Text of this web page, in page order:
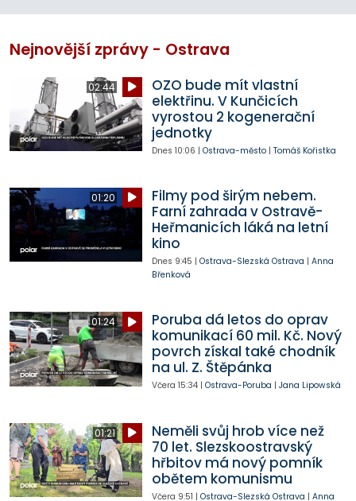
Nejnovější zprávy - Ostrava
02:44
OZO bude mít vlastní
elektřinu. V Kunčicích
vyrostou 2 kogenerační
jednotky
Dnes 10:06 | Ostrava-město| Tomáš Kořistka
01:20
Filmy pod širým nebem.
Farní zahrada v Ostravě-
Heřmanicích láká na letní
kino
Dnes 9:45 | Ostrava-Slezská Ostrava | Anna
Břenková
01:24
Poruba dá letos do oprav
komunikací 60 mil. Kč. Nový
povrch získal také chodník
na ul. Z. Štěpánka
Včera 15:34| Ostrava-Poruba | Jana Lipowská
01:21
Neměli svůj hrob více než
70 let. Slezskoostravský
hřbitov má nový pomník
obětem komunismu
Včera 9:51 | Ostrava-Slezská Ostrava | Anna